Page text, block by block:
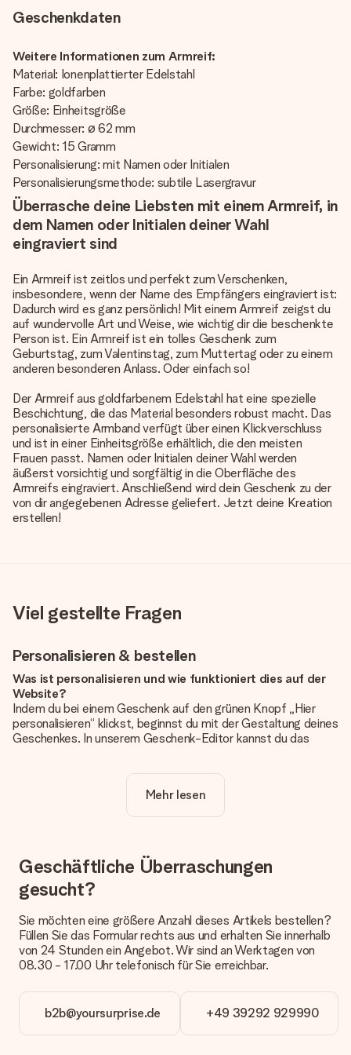
Geschenkdaten
Weitere Informationen zum Armreif:
Material: Ionenplattierter Edelstahl
Farbe: goldfarben
Größe: Einheitsgröße
Durchmesser: ø 62 mm
Gewicht: 15 Gramm
Personalisierung: mit Namen oder Initialen
Personalisierungsmethode: subtile Lasergravur
Überrasche deine Liebsten mit einem Armreif, in
dem Namen oder Initialen deiner Wahl
eingraviert sind
Ein Armreif ist zeitlos und perfekt zum Verschenken,
insbesondere, wenn der Name des Empfängers eingraviert ist:
Dadurch wird es ganz persönlich! Mit einem Armreif zeigst du
auf wundervolle Art und Weise, wie wichtig dir die beschenkte
Person ist. Ein Armreif ist ein tolles Geschenk zum
Geburtstag, zum Valentinstag, zum Muttertag oder zu einem
anderen besonderen Anlass. Oder einfach so!
Der Armreif aus goldfarbenem Edelstahl hat eine spezielle
Beschichtung, die das Material besonders robust macht. Das
personalisierte Armband verfügt über einen Klickverschluss
und ist in einer Einheitsgröße erhältlich, die den meisten
Frauen passt. Namen oder Initialen deiner Wahl werden
äußerst vorsichtig und sorgfältig in die Oberfläche des
Armreifs eingraviert. Anschließend wird dein Geschenk zu der
von dir angegebenen Adresse geliefert. Jetzt deine Kreation
erstellen!
Viel gestellte Fragen
Personalisieren & bestellen
Was ist personalisieren und wie funktioniert dies auf der
Website?
Indem du bei einem Geschenk auf den grünen Knopf „Hier
personalisieren“ klickst, beginnst du mit der Gestaltung deines
Geschenkes. In unserem Geschenk-Editor kannst du das
noch eines unserer angebotenen Designs, um deinem
Geschenk die perfekte Ausstrahlung zu verleihen.
Personalisierung. So ist und bleibt es übersichtlich!
Hat mein Foto die richtige Qualität?
Wir möchten sicherstellen, dass du mit deinem Geschenk
rundum zufrieden bist. Deshalb ist es wichtig, qualitativ
hochwertige Fotos zu verwenden. Wenn du dir nicht sicher
bist, ob dein Bild die erforderliche Qualität aufweist, wende
dich bitte an unseren Kundenservice und füge dein Foto
möchtest. Unser Kundenservice kann dann die Qualität für
dich überprüfen!
Welche Dateien kann ich hochladen?
Mehr lesen
Geschäftliche Überraschungen
gesucht?
Sie möchten eine größere Anzahl dieses Artikels bestellen?
Füllen Sie das Formular rechts aus und erhalten Sie innerhalb
von 24 Stunden ein Angebot. Wir sind an Werktagen von
08.30 - 17.00 Uhr telefonisch für Sie erreichbar.
b2b@yoursurprise.de +49 39292 929990